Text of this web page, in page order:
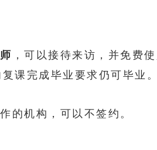
，可以接待来访，并免费
课完成毕业要求仍可毕业。
的机构，可以不签约。